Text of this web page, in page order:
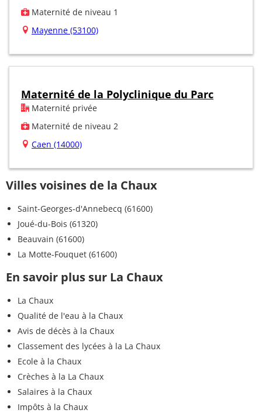
Maternité de niveau 1
Mayenne (53100)
Maternité de la Polyclinique du Parc
Maternité privée
Maternité de niveau 2
Caen (14000)
Villes voisines de la Chaux
Saint-Georges-d'Annebecq (61600)
Joué-du-Bois (61320)
Beauvain (61600)
La Motte-Fouquet (61600)
En savoir plus sur La Chaux
La Chaux
Qualité de l'eau à la Chaux
Avis de décès à la Chaux
Classement des lycées à la La Chaux
Ecole à la Chaux
Crèches à la La Chaux
Salaires à la Chaux
Impôts à la Chaux